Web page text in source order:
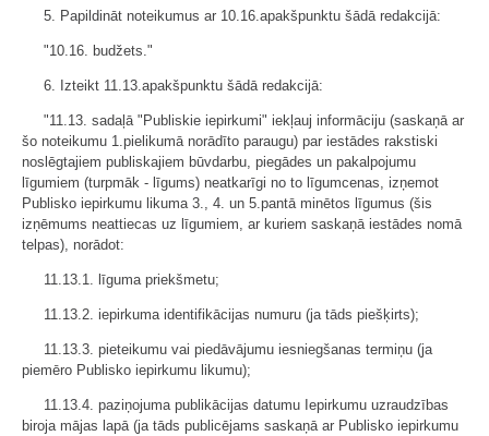
5. Papildināt noteikumus ar 10.16.apakšpunktu šādā redakcijā:
"10.16. budžets."
6. Izteikt 11.13.apakšpunktu šādā redakcijā:
"11.13. sadaļā "Publiskie iepirkumi" iekļauj informāciju (saskaņā ar
šo noteikumu 1.pielikumā norādīto paraugu) par iestādes rakstiski
noslēgtajiem publiskajiem būvdarbu, piegādes un pakalpojumu
līgumiem (turpmāk - līgums) neatkarīgi no to līgumcenas, izņemot
Publisko iepirkumu likuma 3., 4. un 5.pantā minētos līgumus (šis
izņēmums neattiecas uz līgumiem, ar kuriem saskaņā iestādes nomā
telpas), norādot:
11.13.1. līguma priekšmetu;
11.13.2. iepirkuma identifikācijas numuru (ja tāds piešķirts);
11.13.3. pieteikumu vai piedāvājumu iesniegšanas termiņu (ja
piemēro Publisko iepirkumu likumu);
11.13.4. paziņojuma publikācijas datumu Iepirkumu uzraudzības
biroja mājas lapā (ja tāds publicējams saskaņā ar Publisko iepirkumu